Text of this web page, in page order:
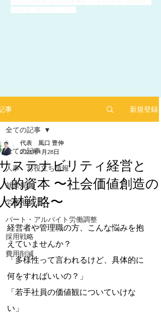
2025年1月にリリースした求人サイト「あるバ
イ」を運営する㈱ヒプスターの情報サイトに、
弊社が掲載されました！
「あるバイ」は無料掲載(2025年6月現在)、採用
しても費用が掛からない媒体です。
​是非、ご活用ください！！
【あるバイ関東版】アルバイト・バイト・パー
トの求人・仕事を探そう！アルバイト情報はこ
事 新規登録
全ての記事
人事 お役立ち情報
就業規則
労務相談
パート・アルバイト労働調整
採用戦略
費用削減
全ての記事
ステナビリティ経営と
的資本 〜社会価値創造の
材戦略〜
代表 風口 豊伸
2025年1月28日
5つ星のうちNaNと評価されています。
経営者や管理職の方、こんな悩みを抱
えていませんか？
「多様性って言われるけど、具体的に
何をすればいいの？」
「若手社員の価値観についていけな
い」